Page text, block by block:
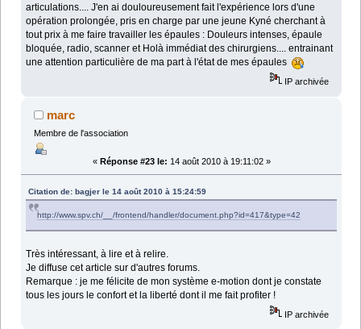
articulations.... J'en ai douloureusement fait l'expérience lors d'une
opération prolongée, pris en charge par une jeune Kyné cherchant à
tout prix à me faire travailler les épaules : Douleurs intenses, épaule
bloquée, radio, scanner et Holà immédiat des chirurgiens.... entrainant
une attention particulière de ma part à l'état de mes épaules
IP archivée
marc
Membre de l'association
« Réponse #23 le: 14 août 2010 à 19:11:02 »
Citation de: bagjer le 14 août 2010 à 15:24:59
http://www.spv.ch/__/frontend/handler/document.php?id=417&type=42
Très intéressant, à lire et à relire.
Je diffuse cet article sur d'autres forums.
Remarque : je me félicite de mon système e-motion dont je constate
tous les jours le confort et la liberté dont il me fait profiter !
IP archivée